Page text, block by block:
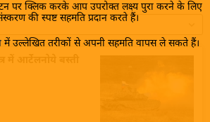
पर क्लिक करके आप उपरोक्त लक्ष्य पुरा करने के लिए
की स्पष्ट सहमति प्रदान करते हैं।
में उल्लेखित तरीकों से अपनी सहमति वापस ले सकते हैं।